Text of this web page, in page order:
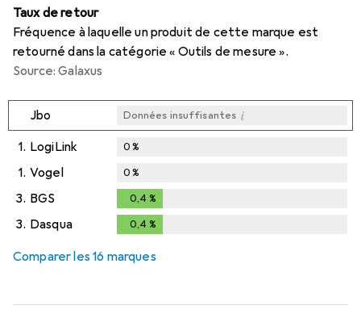
Taux de retour
Fréquence à laquelle un produit de cette marque est
retourné dans la catégorie « Outils de mesure ».
Source: Galaxus
Jbo Données insuffisantes i
1. LogiLink 0%
1. Vogel 0%
3. BGS 0,4 %
3. Dasqua 0,4 %
Comparer les 16 marques